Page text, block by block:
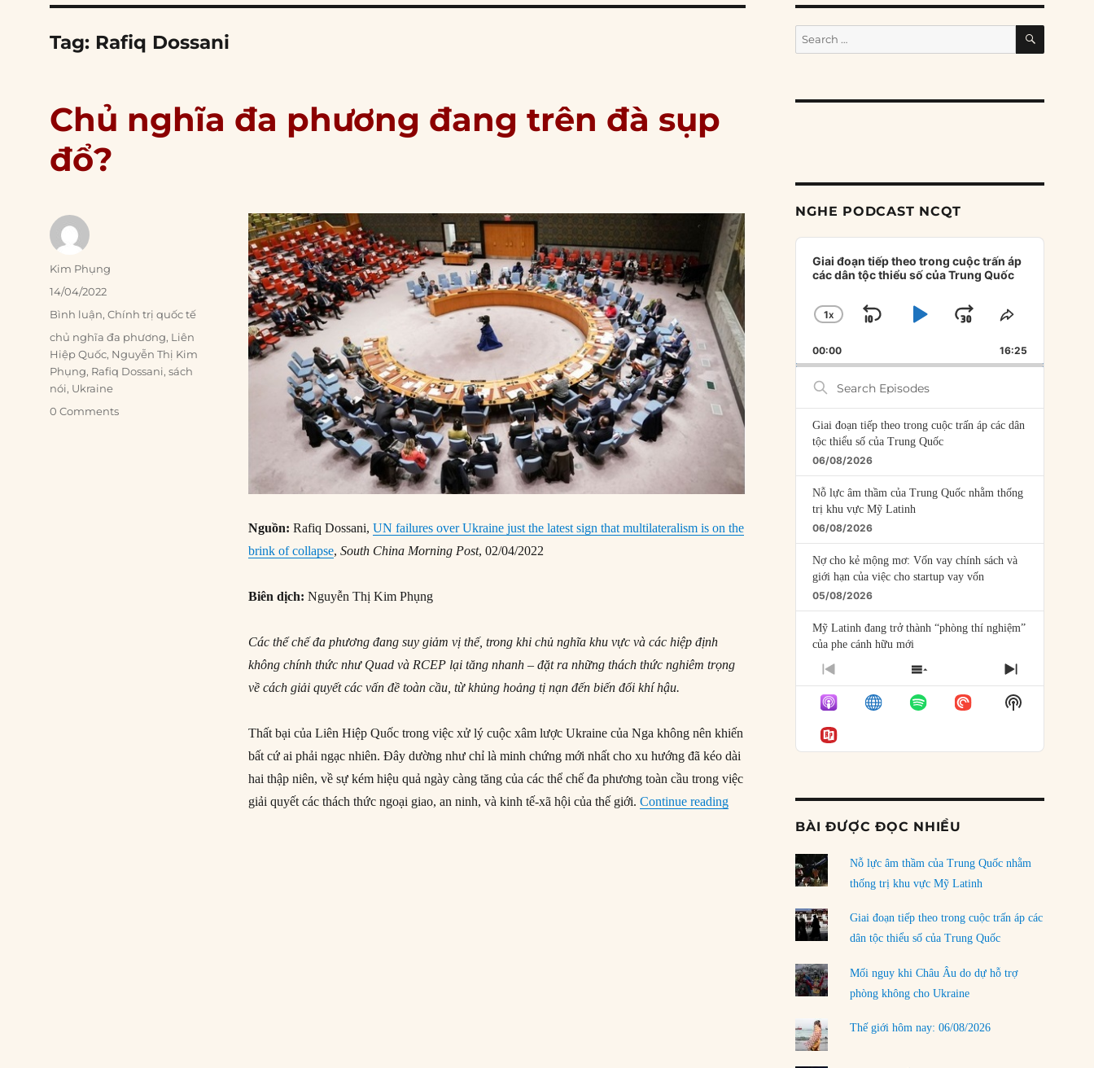
Tag: Rafiq Dossani
Chủ nghĩa đa phương đang trên đà sụp
đổ?
Nguồn: Rafiq Dossani,UN failures over Ukraine just the latest sign that multilateralism is on the
brink of collapse,South China Morning Post, 02/04/2022
Biên dịch: Nguyễn Thị Kim Phụng
Các thể chế đa phương đang suy giảm vị thế, trong khi chủ nghĩa khu vực và các hiệp định
không chính thức như Quad và RCEP lại tăng nhanh – đặt ra những thách thức nghiêm trọng
về cách giải quyết các vấn đề toàn cầu, từ khủng hoảng tị nạn đến biến đổi khí hậu.
Thất bại của Liên Hiệp Quốc trong việc xử lý cuộc xâm lược Ukraine của Nga không nên khiến
bất cứ ai phải ngạc nhiên. Đây dường như chỉ là minh chứng mới nhất cho xu hướng đã kéo dài
hai thập niên, về sự kém hiệu quả ngày càng tăng của các thể chế đa phương toàn cầu trong việc
giải quyết các thách thức ngoại giao, an ninh, và kinh tế-xã hội của thế giới.Continue reading“Chủ nghĩa đa phương đang trên đà sụp đổ?”
Author
Kim Phụng
Posted
on
14/04/2022
Categories
Bình luận,Chính trị quốc tế
Tags
chủ nghĩa đa phương, Liên
Hiệp Quốc, Nguyễn Thị Kim
Phụng, Rafiq Dossani,sách
nói, Ukraine
0 Comments
Search
for:
SEARCH
NGHE PODCAST NCQT
Audio
Player
Giai đoạn tiếp theo trong cuộc trấn áp
các dân tộc thiểu số của Trung Quốc
CHANGE
RATE
1X
SKIP
BACKWARD
PLAYJUMP
FORWARD
SHARE
EPISODE
00:00 16:25
Search
Episodes
Giai đoạn tiếp theo trong cuộc trấn áp các dân
tộc thiểu số của Trung Quốc
06/08/2026
Nỗ lực âm thầm của Trung Quốc nhằm thống
trị khu vực Mỹ Latinh
06/08/2026
Nợ cho kẻ mộng mơ: Vốn vay chính sách và
giới hạn của việc cho startup vay vốn
05/08/2026
Mỹ Latinh đang trở thành “phòng thí nghiệm”
của phe cánh hữu mới
04/08/2026
Tại sao Trung Quốc phủ nhận cuộc gặp với
Ngoại trưởng Nhật Bản?
04/08/2026
03/08/2026
Đặt cược vào thất bại: Các quỹ đầu tư mạo
rủi ro
02/08/2026
Làm thế nào để kết thúc Chiến tranh Iran?
01/08/2026
Chiến lược kế tiếp của Bắc Kinh ở Biển Đông
31/07/2026
Trật tự thế giới mới: Các nước nhỏ sẽ luôn
phải chịu đựng?
30/07/2026
PREVIOUS
EPISODE
SHOW
EPISODES
LIST
NEXT
EPISODE
Show
Podcast
BÀI ĐƯỢC ĐỌC NHIỀU
Nỗ lực âm thầm của Trung Quốc nhằm
thống trị khu vực Mỹ Latinh
Giai đoạn tiếp theo trong cuộc trấn áp các
dân tộc thiểu số của Trung Quốc
Mối nguy khi Châu Âu do dự hỗ trợ
phòng không cho Ukraine
Thế giới hôm nay: 06/08/2026